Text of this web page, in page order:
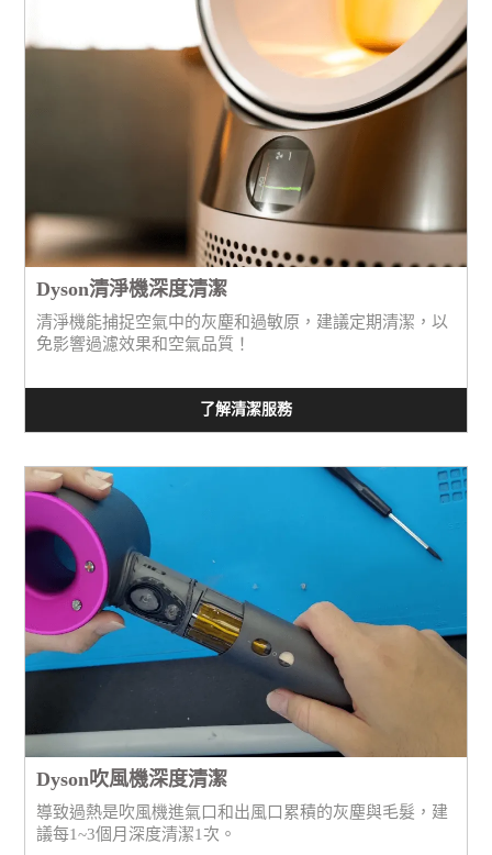
Dyson清淨機深度清潔
清淨機能捕捉空氣中的灰塵和過敏原，建議定期清潔，以
免影響過濾效果和空氣品質！
了解清潔服務
Dyson吹風機深度清潔
導致過熱是吹風機進氣口和出風口累積的灰塵與毛髮，建
議每1~3個月深度清潔1次。